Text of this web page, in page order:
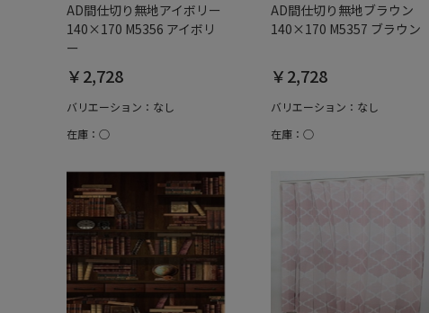
AD間仕切り無地アイボリー
140×170 M5356 アイボリ
ー
￥2,728
バリエーション：なし
在庫：○
AD間仕切り無地ブラウン
140×170 M5357 ブラウン
￥2,728
バリエーション：なし
在庫：○